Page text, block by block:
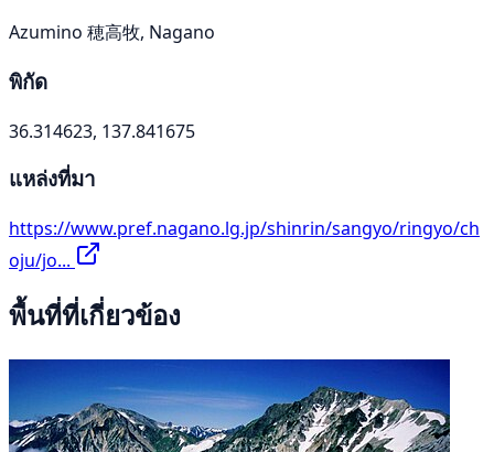
Azumino 穂高牧, Nagano
พิกัด
36.314623, 137.841675
แหล่งที่มา
https://www.pref.nagano.lg.jp/shinrin/sangyo/ringyo/ch
oju/jo...
พื้นที่ที่เกี่ยวข้อง